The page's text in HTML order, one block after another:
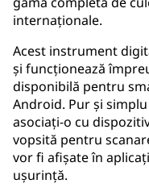
internaționale.
Acest instrument
și funcționează
disponibilă pentru
Android. Pur și
asociați-o cu
vopsită pentru
vor fi afișate în
ușurință.